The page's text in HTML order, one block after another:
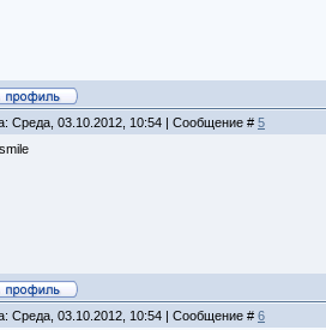
Среда, 03.10.2012, 10:54 | Сообщение # 5
Среда, 03.10.2012, 10:54 | Сообщение # 6